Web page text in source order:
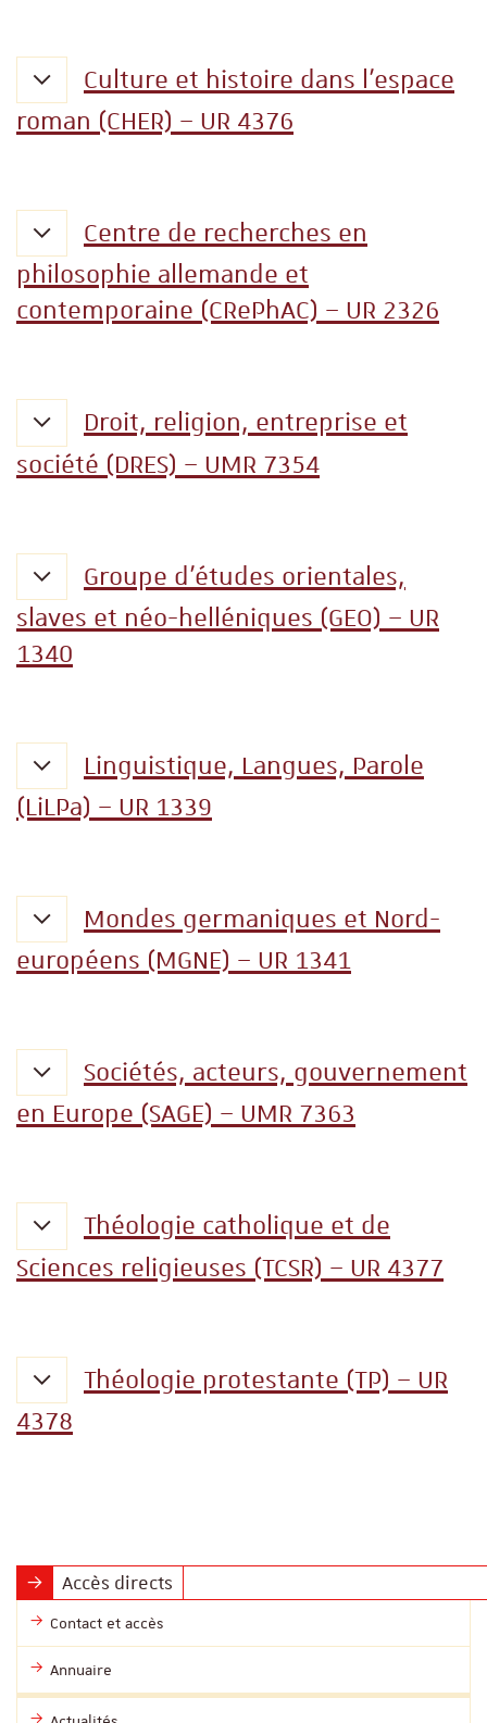
Culture et histoire dans l'espace
roman (CHER) – UR 4376
Centre de recherches en
philosophie allemande et
contemporaine (CRePhAC) – UR 2326
Droit, religion, entreprise et
société (DRES) – UMR 7354
Groupe d'études orientales,
slaves et néo-helléniques (GEO) – UR
1340
Linguistique, Langues, Parole
(LiLPa) – UR 1339
Mondes germaniques et Nord-
européens (MGNE) – UR 1341
Sociétés, acteurs, gouvernement
en Europe (SAGE) – UMR 7363
Théologie catholique et de
Sciences religieuses (TCSR) – UR 4377
Théologie protestante (TP) – UR
4378
Accès directs
Contact et accès
Annuaire